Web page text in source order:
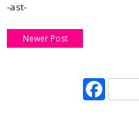
-ast-
Newer Post
F